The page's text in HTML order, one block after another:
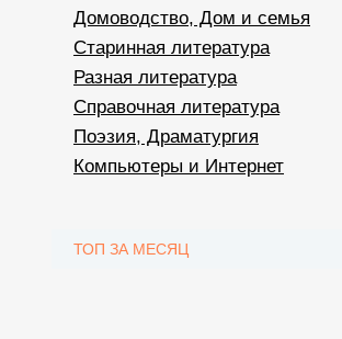
Домоводство, Дом и семья
Старинная литература
Разная литература
Справочная литература
Поэзия, Драматургия
Компьютеры и Интернет
ТОП ЗА МЕСЯЦ